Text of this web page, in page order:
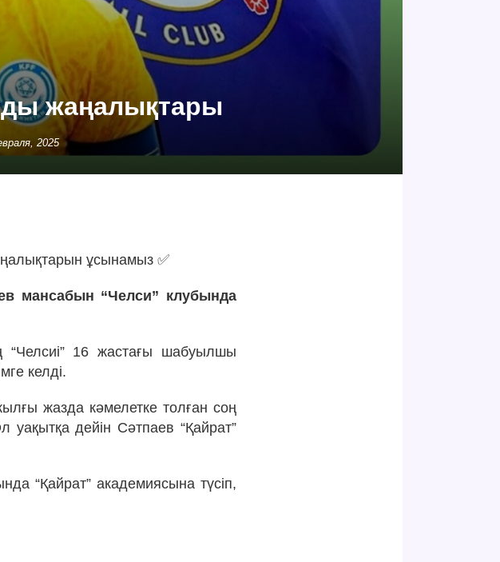
жаңалықтары
2025
ұсынамыз ✅
мансабын “Челси” клубында
16 жастағы шабуылшы
келді.
жазда кәмелетке толған соң
дейін Сәтпаев “Қайрат”
“Қайрат” академиясына түсіп,